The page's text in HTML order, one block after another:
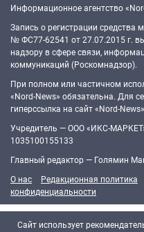
Информационное агентство
Запись о регистрации средства
№ ФС77-62541 от 27.07.2015 г.
надзору в сфере связи,
коммуникаций (Роскомнадзор).
При полном или частичном
«Nord-News» обязательна. Для
гиперссылка на сайт «Nord-
Учредитель — ООО «ИКС-
1035100155133
Главный редактор — Голямин
О нас
Редакционная политика
конфиденциальности
Cайт использует